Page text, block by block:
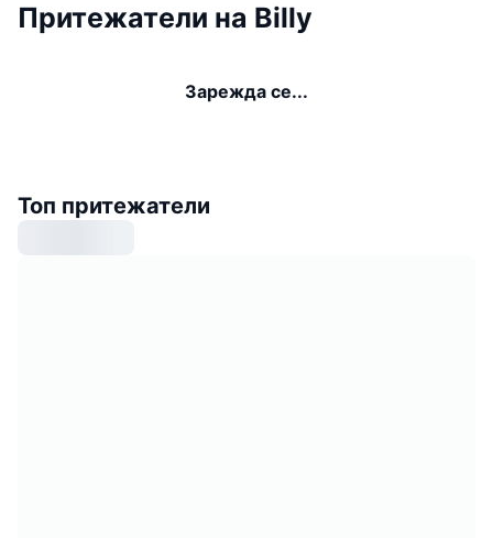
Притежатели на Billy
Зарежда се...
Топ притежатели